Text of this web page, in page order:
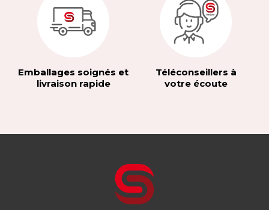
Emballages soignés et
livraison rapide
Téléconseillers à
votre écoute